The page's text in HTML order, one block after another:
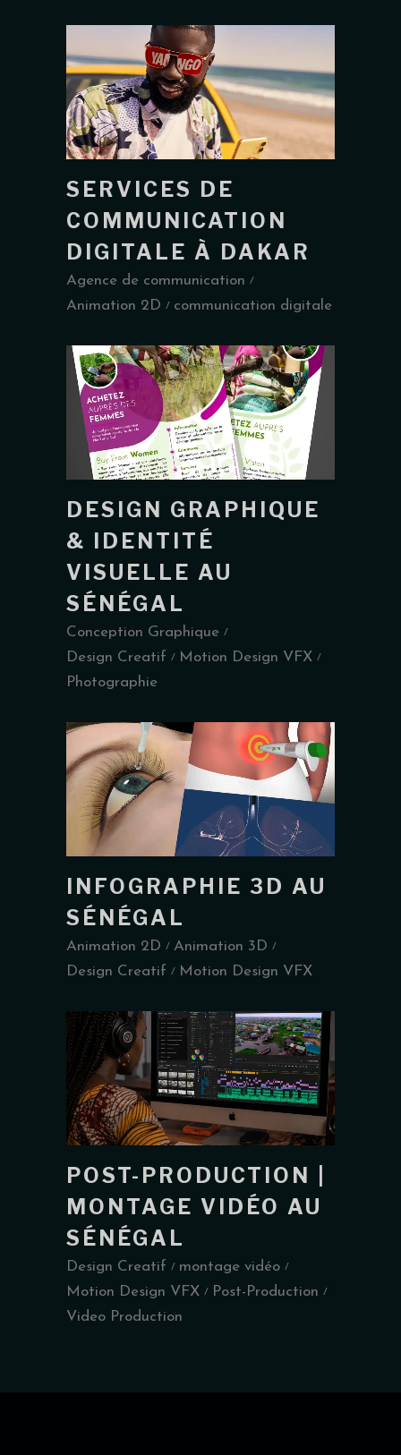
SERVICES DE
COMMUNICATION
DIGITALE À DAKAR
Agence de communication
Animation 2D
communication digitale
DESIGN GRAPHIQUE
& IDENTITÉ
VISUELLE AU
SÉNÉGAL
Conception Graphique
Design Creatif
Motion Design VFX
Photographie
INFOGRAPHIE 3D AU
SÉNÉGAL
Animation 2D
Animation 3D
Design Creatif
Motion Design VFX
POST-PRODUCTION |
MONTAGE VIDÉO AU
SÉNÉGAL
Design Creatif
montage vidéo
Motion Design VFX
Post-Production
Video Production